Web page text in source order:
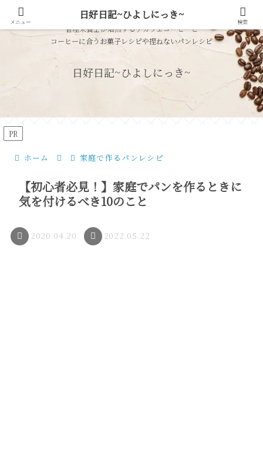
管理栄養士が焙煎するデカフェコーヒーと
コーヒーに合うお菓子レシピや捏ねないパンレシピ
日好日記~ひよしにっき~
PR
ホーム 家庭で作るパンレシピ
【初心者必見！】家庭でパンを作るときに
気を付けるべき10のこと
2020.04.20 2022.05.22
メニュー
日好日記~ひよしにっき~
検索